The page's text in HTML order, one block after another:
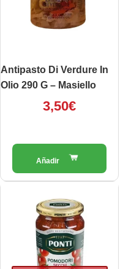
Antipasto Di Verdure In
Olio 290 G – Masiello
3,50€